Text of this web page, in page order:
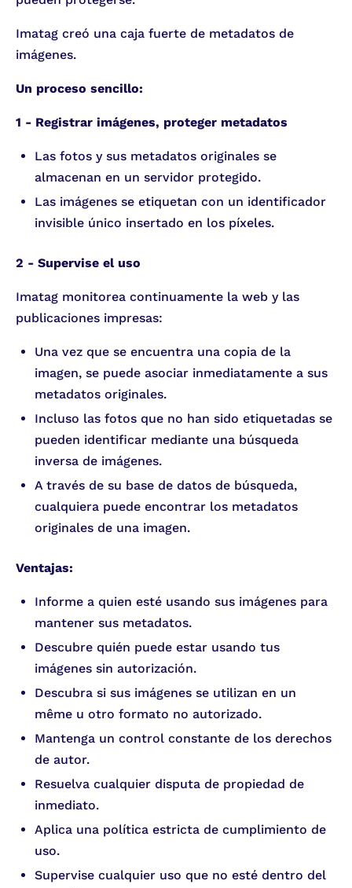
Imatag creó una caja fuerte de metadatos de
imágenes.
Un proceso sencillo:
1 - Registrar imágenes, proteger metadatos
Las fotos y sus metadatos originales se
almacenan en un servidor protegido.
Las imágenes se etiquetan con un identificador
invisible único insertado en los píxeles.
2 - Supervise el uso
Imatag monitorea continuamente la web y las
publicaciones impresas:
Una vez que se encuentra una copia de la
imagen, se puede asociar inmediatamente a sus
metadatos originales.
Incluso las fotos que no han sido etiquetadas se
pueden identificar mediante una búsqueda
inversa de imágenes.
A través de su base de datos de búsqueda,
cualquiera puede encontrar los metadatos
originales de una imagen.
Ventajas:
Informe a quien esté usando sus imágenes para
mantener sus metadatos.
Descubre quién puede estar usando tus
imágenes sin autorización.
Descubra si sus imágenes se utilizan en un
même u otro formato no autorizado.
Mantenga un control constante de los derechos
de autor.
Resuelva cualquier disputa de propiedad de
inmediato.
Aplica una política estricta de cumplimiento de
uso.
Supervise cualquier uso que no esté dentro del